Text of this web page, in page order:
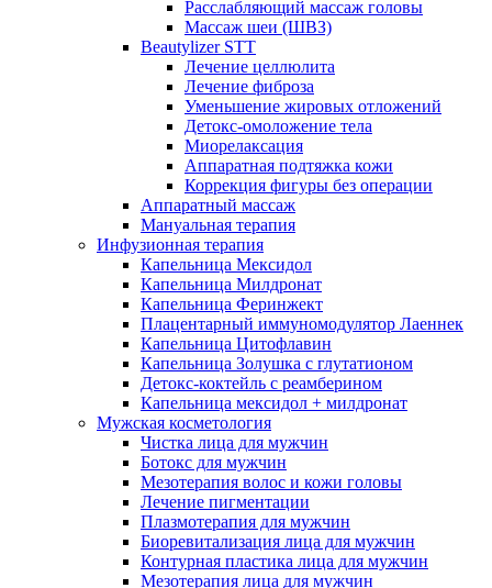
Расслабляющий массаж головы
Массаж шеи (ШВЗ)
Beautylizer STT
Лечение целлюлита
Лечение фиброза
Уменьшение жировых отложений
Детокс-омоложение тела
Миорелаксация
Аппаратная подтяжка кожи
Коррекция фигуры без операции
Аппаратный массаж
Мануальная терапия
Инфузионная терапия
Капельница Мексидол
Капельница Милдронат
Капельница Феринжект
Плацентарный иммуномодулятор Лаеннек
Капельница Цитофлавин
Капельница Золушка с глутатионом
Детокс-коктейль с реамберином
Капельница мексидол + милдронат
Мужская косметология
Чистка лица для мужчин
Ботокс для мужчин
Мезотерапия волос и кожи головы
Лечение пигментации
Плазмотерапия для мужчин
Биоревитализация лица для мужчин
Контурная пластика лица для мужчин
Мезотерапия лица для мужчин